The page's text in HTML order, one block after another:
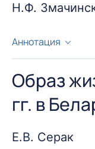
Н.Ф.
Аннотация
История
Республики. В
многогранна,
его личности,
Образ
гг. в
Е.В. Серак